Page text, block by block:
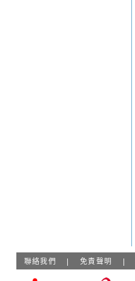
聯絡我們 免責聲明